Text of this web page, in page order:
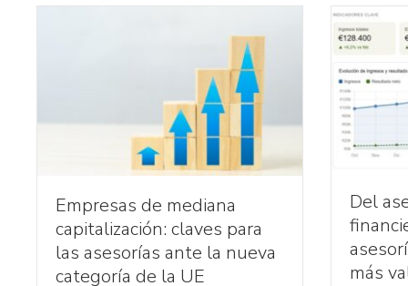
Empresas de mediana
capitalización: claves para
las asesorías ante la nueva
categoría de la UE
Del
más